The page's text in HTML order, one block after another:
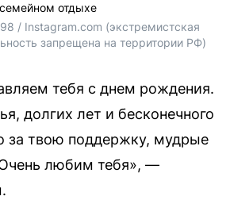
отдыхе
/ Instagram.com (экстремистская
запрещена на территории РФ)
тебя с днем рождения.
долгих лет и бесконечного
за твою поддержку, мудрые
любим тебя», —